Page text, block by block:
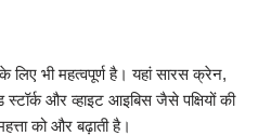
लिए भी महत्वपूर्ण है। यहां सारस क्रेन,
और व्हाइट आइबिस जैसे पक्षियों की
को और बढ़ाती है।